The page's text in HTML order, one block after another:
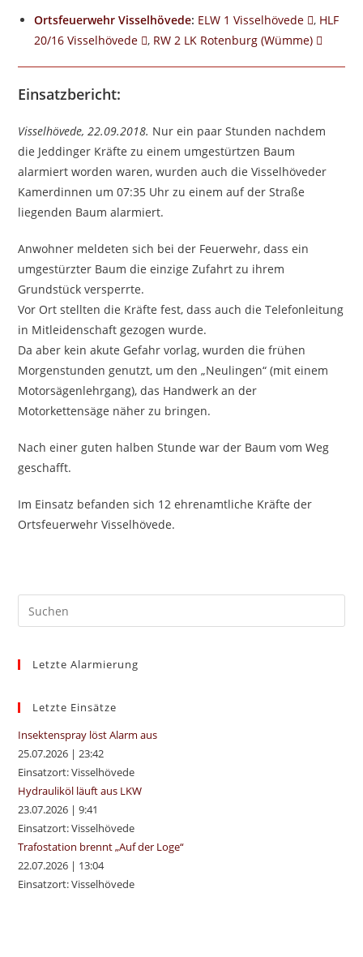
Ortsfeuerwehr Visselhövede: ELW 1 Visselhövede , HLF
20/16 Visselhövede
, RW 2 LK Rotenburg (Wümme)
Einsatzbericht:
Visselhövede, 22.09.2018. Nur ein paar Stunden nachdem
die Jeddinger Kräfte zu einem umgestürtzen Baum
alarmiert worden waren, wurden auch die Visselhöveder
Kamerdinnen um 07:35 Uhr zu einem auf der Straße
liegenden Baum alarmiert.
Anwohner meldeten sich bei der Feuerwehr, dass ein
umgestürzter Baum die einzige Zufahrt zu ihrem
Grundstück versperrte.
Vor Ort stellten die Kräfte fest, dass auch die Telefonleitung
in Mitleidenschaft gezogen wurde.
Da aber kein akute Gefahr vorlag, wurden die frühen
Morgenstunden genutzt, um den „Neulingen“ (mit einem
Motorsägenlehrgang), das Handwerk an der
Motorkettensäge näher zu bringen.
Nach einer guten halben Stunde war der Baum vom Weg
geschafft.
Im Einsatz befanden sich 12 ehrenamtliche Kräfte der
Ortsfeuerwehr Visselhövede.
Letzte Alarmierung
Letzte Einsätze
Insektenspray löst Alarm aus
25.07.2026 |23:42
Einsatzort: Visselhövede
Hydrauliköl läuft aus LKW
23.07.2026 |9:41
Einsatzort: Visselhövede
Trafostation brennt „Auf der Loge“
22.07.2026 | 13:04
Einsatzort: Visselhövede